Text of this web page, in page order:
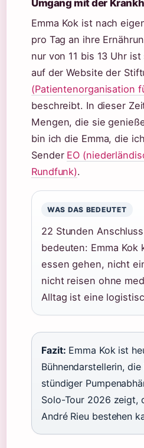
Umgang mit der
Emma Kok ist nach
pro Tag an ihre
nur von 11 bis 13 Uhr
auf der Website der
(Patientenorganisation
beschreibt. In dieser
Mengen, die sie
bin ich die Emma, die
Sender EO
Rundfunk).
WAS DAS BEDEUTET
22 Stunden
bedeuten: Emma Kok
essen gehen, nicht
nicht reisen ohne
Alltag ist eine
Fazit: Emma Kok ist
Bühnendarstellerin,
stündiger
Solo-Tour 2026 zeigt,
André Rieu bestehen